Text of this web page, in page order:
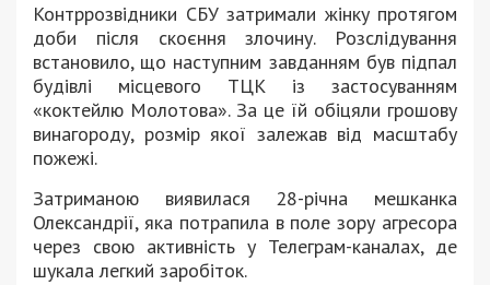
Контррозвідники СБУ затримали жінку протягом
доби після скоєння злочину. Розслідування
встановило, що наступним завданням був підпал
будівлі місцевого ТЦК із застосуванням
«коктейлю Молотова». За це їй обіцяли грошову
винагороду, розмір якої залежав від масштабу
пожежі.
Затриманою виявилася 28-річна мешканка
Олександрії, яка потрапила в поле зору агресора
через свою активність у Телеграм-каналах, де
шукала легкий заробіток.